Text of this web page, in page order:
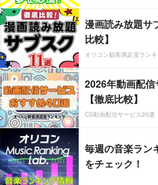
漫画読み放題サ
比較】
オリコン顧客満足度ラン
2026年動画配
【徹底比較】
CS動画配信サービス20選
毎週の音楽ラン
をチェック！